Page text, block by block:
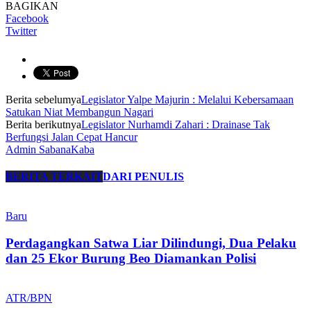
BAGIKAN
Facebook
Twitter
Berita sebelumyaLegislator Yalpe Majurin : Melalui Kebersamaan
Satukan Niat Membangun Nagari
Berita berikutnyaLegislator Nurhamdi Zahari : Drainase Tak
Berfungsi Jalan Cepat Hancur
Admin SabanaKaba
BERITA TERKAITDARI PENULIS
Baru
Perdagangkan Satwa Liar Dilindungi, Dua Pelaku
dan 25 Ekor Burung Beo Diamankan Polisi
ATR/BPN